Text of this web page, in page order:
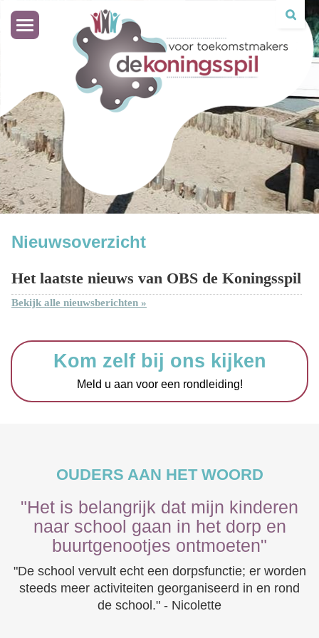
Toggle
navigation
Nieuwsoverzicht
Het laatste nieuws van OBS de Koningsspil
Bekijk alle nieuwsberichten »
Kom zelf bij ons kijken
Meld u aan voor een rondleiding!
OUDERS AAN HET WOORD
"Het is belangrijk dat mijn kinderen
naar school gaan in het dorp en
buurtgenootjes ontmoeten"
"De school vervult echt een dorpsfunctie; er worden
steeds meer activiteiten georganiseerd in en rond
de school." - Nicolette